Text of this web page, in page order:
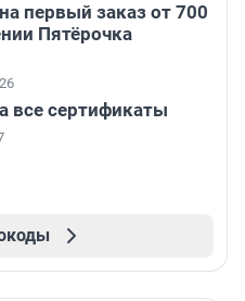
первый заказ от 700
Пятёрочка
все сертификаты